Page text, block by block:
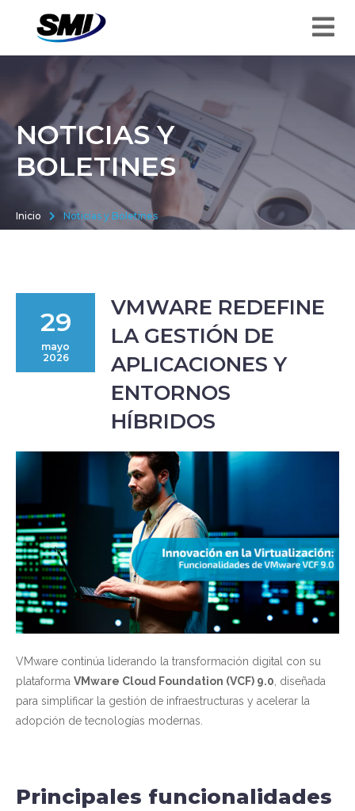
NOTICIAS Y
BOLETINES
Inicio Noticias y Boletines
29
mayo
2026
VMWARE REDEFINE
LA GESTIÓN DE
APLICACIONES Y
ENTORNOS
HÍBRIDOS
VMware continúa liderando la transformación digital con su
plataforma VMware Cloud Foundation (VCF) 9.0 , diseñada
para simplificar la gestión de infraestructuras y acelerar la
adopción de tecnologías modernas.
Principales funcionalidades